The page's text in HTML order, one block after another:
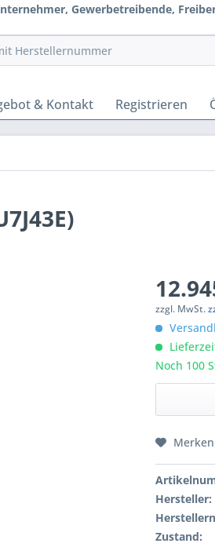
Gewerbetreibende,
& Kontakt Registrieren
zzgl. MwSt.
Noch 100
Merken
Hersteller:
Zustand: